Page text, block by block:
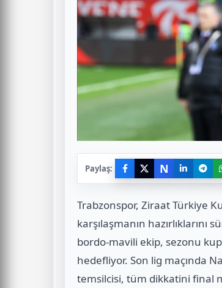
Paylaş: N
Trabzonspor, Ziraat Türkiye
karşılaşmanın
bordo-mavili ekip, sezonu
hedefliyor. Son lig maçında
temsilcisi, tüm dikkatini final